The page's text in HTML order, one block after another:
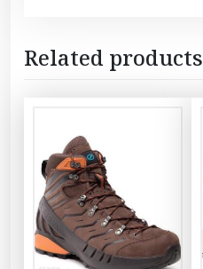
Related products